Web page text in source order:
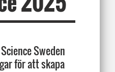
Sweden
för att skapa